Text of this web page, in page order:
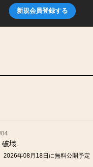
新規会員登録する
04
破壊
2026年08月18日 に無料公開予定